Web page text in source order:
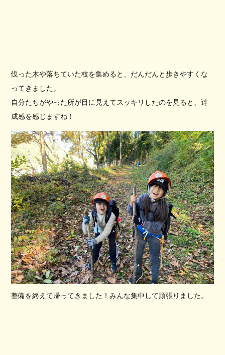
伐った木や落ちていた枝を集めると、だんだんと歩きやすくな
ってきました。
自分たちがやった所が目に見えてスッキリしたのを見ると、達
成感を感じますね！
整備を終えて帰ってきました！みんな集中して頑張りました。